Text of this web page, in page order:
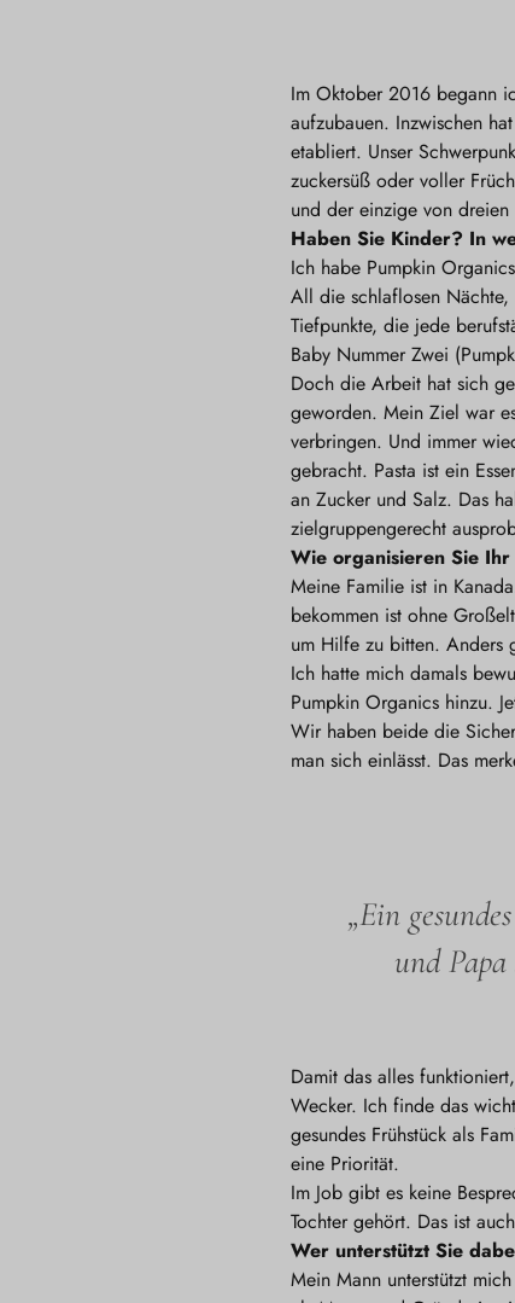
Im Oktober 2016 begann
aufzubauen. Inzwischen
etabliert. Unser
zuckersüß oder voller
und der einzige von
Haben Sie Kinder? In
Ich habe Pumpkin
All die schlaflosen
Tiefpunkte, die jede
Baby Nummer Zwei
Doch die Arbeit hat sich
geworden. Mein Ziel war
verbringen. Und immer
gebracht. Pasta ist ein
an Zucker und Salz. Das
zielgruppengerecht
Wie organisieren Sie
Meine Familie ist in
bekommen ist ohne
um Hilfe zu bitten. Anders
Ich hatte mich damals
Pumpkin Organics hinzu.
Wir haben beide die
man sich einlässt. Das
„Ein
und
Damit das alles
Wecker. Ich finde das
gesundes Frühstück als
eine Priorität.
Im Job gibt es keine
Tochter gehört. Das ist
Wer unterstützt Sie
Mein Mann unterstützt